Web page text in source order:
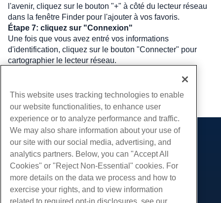
l'avenir, cliquez sur le bouton "+" à côté du lecteur réseau
dans la fenêtre Finder pour l'ajouter à vos favoris.
Étape 7: cliquez sur "Connexion"
Une fois que vous avez entré vos informations
d'identification, cliquez sur le bouton "Connecter" pour
cartographier le lecteur réseau.
Copie URL
Des produits
Hébergement Web
Hébergement professionnel
Revendeur Hébergeur
Revendeur en marque blanche
Prestations de service
Migrations de sites Web
Communauté
Documentation produit
Compagnie
This website uses tracking technologies to enable
our website functionalities, to enhance user
experience or to analyze performance and traffic.
We may also share information about your use of
our site with our social media, advertising, and
analytics partners. Below, you can "Accept All
Cookies" or "Reject Non-Essential" cookies. For
more details on the data we process and how to
exercise your rights, and to view information